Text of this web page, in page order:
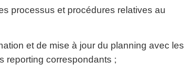
processus et procédures relatives au
et de mise à jour du planning avec les
reporting correspondants ;